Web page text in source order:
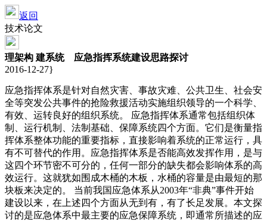
返回
技术论文
理架构 建系统 应急指挥系统建设思路探讨
2016-12-27}
应急指挥体系是针对自然灾害、事故灾难、公共卫生、社会安
全等突发公共事件的抢险救援活动实施组织领导的一个科学、
有效、运转良好的组织系统。 应急指挥体系通常包括组织体
制、运行机制、法制基础、保障系统四个方面。它们是衡量指
挥体系整体功能的重要指标，直接影响着系统的正常运行，具
有不可替代的作用。应急指挥体系是否能高效发挥作用，是与
这四个环节密不可分的，任何一部分的缺失都会影响体系的高
效运行。这就犹如围成木桶的木板，水桶的容量是由最短的那
块板来决定的。 当前我国应急体系从2003年“非典”事件开始
建设以来，在上述四个方面从无到有，有了长足发展。本文探
讨的是应急体系中最主要的应急保障系统，即通常所描述的应